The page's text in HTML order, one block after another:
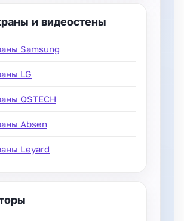
и видеостены
Samsung
LG
QSTECH
Absen
Leyard